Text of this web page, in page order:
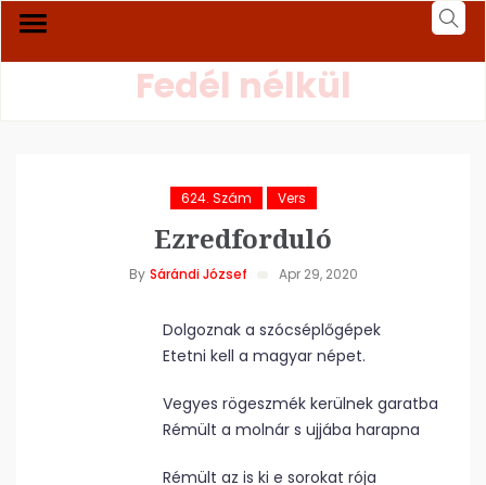
Fedél nélkül
624. Szám Vers
Ezredforduló
By Sárándi József Apr 29, 2020
Dolgoznak a szócséplőgépek
Etetni kell a magyar népet.
Vegyes rögeszmék kerülnek garatba
Rémült a molnár s ujjába harapna
Rémült az is ki e sorokat rója